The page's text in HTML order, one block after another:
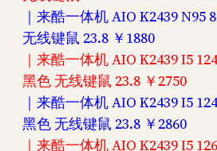
｜来酷一体机 AIO K2439 N95
无线键鼠 23.8 ￥1880
｜来酷一体机 AIO K2439 I5
黑色 无线键鼠 23.8 ￥2750
｜来酷一体机 AIO K2439 I5
黑色 无线键鼠 23.8 ￥2860
｜来酷一体机 AIO K2439 I5